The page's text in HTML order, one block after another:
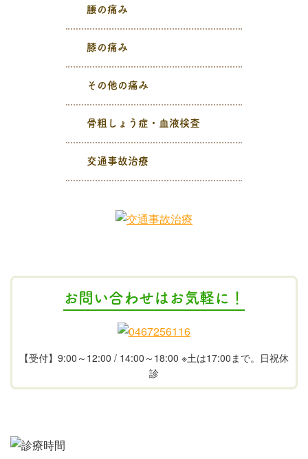
腰の痛み
膝の痛み
その他の痛み
骨粗しょう症・血液検査
交通事故治療
お問い合わせはお気軽に！
【受付】9:00～12:00 / 14:00～18:00 ※土は17:00まで。日祝休
診